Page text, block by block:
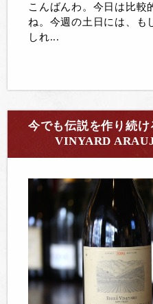
こんばんわ。今日は比較
ね。今週の土日には、も
しれ...
今でも伝説を作り続
VINYARD